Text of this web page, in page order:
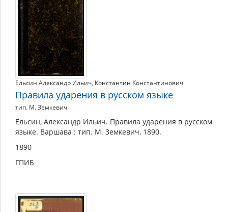
Ельсин Александр Ильич, Константин Константинович
Правила ударения в русском языке
тип. М. Земкевич
Ельсин, Александр Ильич. Правила ударения в русском
языке. Варшава : тип. М. Земкевич, 1890.
1890
ГПИБ